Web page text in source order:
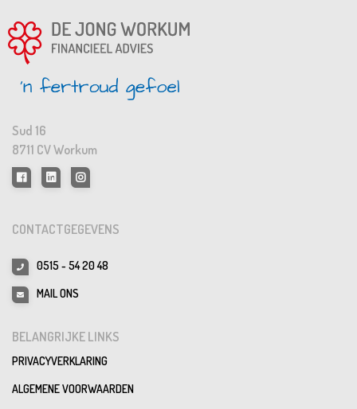
Sud 16
8711 CV Workum
CONTACTGEGEVENS
0515 - 54 20 48
MAIL ONS
BELANGRIJKE LINKS
PRIVACYVERKLARING
ALGEMENE VOORWAARDEN